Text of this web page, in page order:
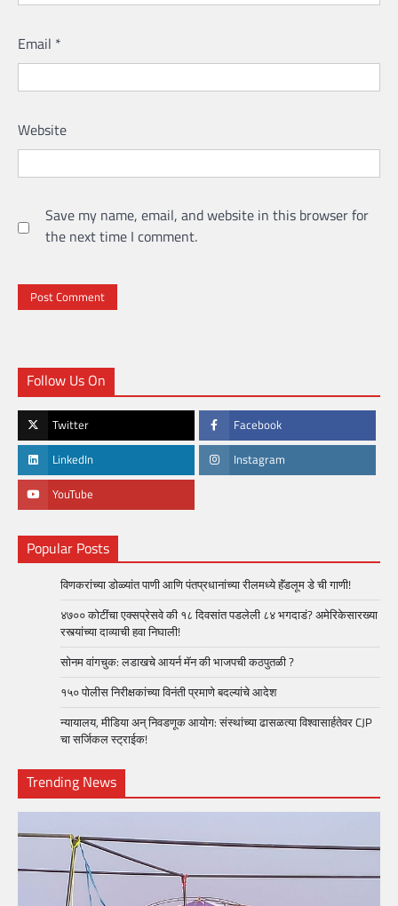
Email *
Website
Save my name, email, and website in this browser for
the next time I comment.
Follow Us On
Twitter Facebook
LinkedIn Instagram
YouTube
Popular Posts
विणकरांच्या डोळ्यांत पाणी आणि पंतप्रधानांच्या रीलमध्ये हॅंडलूम डे ची गाणी!
४७०० कोटींचा एक्सप्रेसवे की १८ दिवसांत पडलेली ८४ भगदाडं? अमेरिकेसारख्या
रस्त्यांच्या दाव्याची हवा निघाली!
सोनम वांगचुक: लडाखचे आयर्न मॅन की भाजपची कठपुतळी ?
१५० पोलीस निरीक्षकांच्या विनंती प्रमाणे बदल्यांचे आदेश
न्यायालय, मीडिया अन् निवडणूक आयोग: संस्थांच्या ढासळत्या विश्वासार्हतेवर CJP
चा सर्जिकल स्ट्राईक!
Trending News